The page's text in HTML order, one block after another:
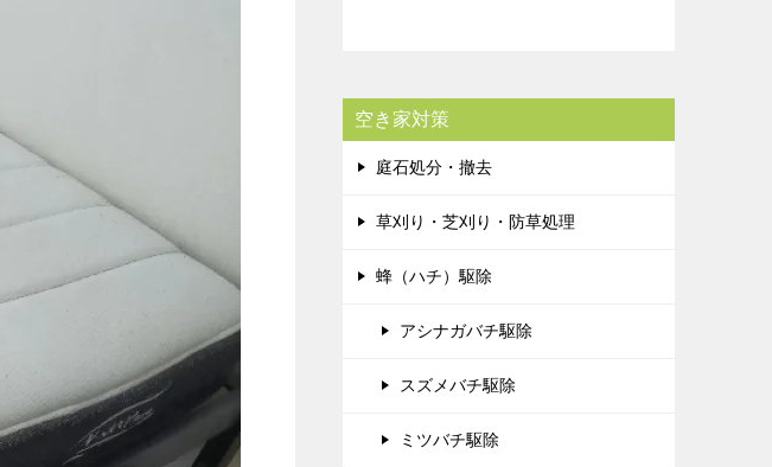
空き家対策
庭石処分・撤去
草刈り・芝刈り・防草処理
蜂（ハチ）駆除
アシナガバチ駆除
スズメバチ駆除
ミツバチ駆除